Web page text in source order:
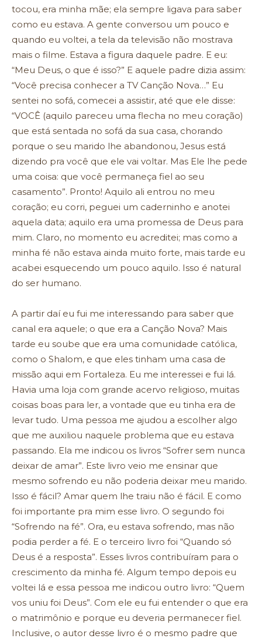
tocou, era minha mãe; ela sempre ligava para saber
como eu estava. A gente conversou um pouco e
quando eu voltei, a tela da televisão não mostrava
mais o filme. Estava a figura daquele padre. E eu:
“Meu Deus, o que é isso?” E aquele padre dizia assim:
“Você precisa conhecer a TV Canção Nova…” Eu
sentei no sofá, comecei a assistir, até que ele disse:
“VOCÊ (aquilo pareceu uma flecha no meu coração)
que está sentada no sofá da sua casa, chorando
porque o seu marido lhe abandonou, Jesus está
dizendo pra você que ele vai voltar. Mas Ele lhe pede
uma coisa: que você permaneça fiel ao seu
casamento”. Pronto! Aquilo ali entrou no meu
coração; eu corri, peguei um caderninho e anotei
aquela data; aquilo era uma promessa de Deus para
mim. Claro, no momento eu acreditei; mas como a
minha fé não estava ainda muito forte, mais tarde eu
acabei esquecendo um pouco aquilo. Isso é natural
do ser humano.
A partir daí eu fui me interessando para saber que
canal era aquele; o que era a Canção Nova? Mais
tarde eu soube que era uma comunidade católica,
como o Shalom, e que eles tinham uma casa de
missão aqui em Fortaleza. Eu me interessei e fui lá.
Havia uma loja com grande acervo religioso, muitas
coisas boas para ler, a vontade que eu tinha era de
levar tudo. Uma pessoa me ajudou a escolher algo
que me auxiliou naquele problema que eu estava
passando. Ela me indicou os livros “Sofrer sem nunca
deixar de amar”. Este livro veio me ensinar que
mesmo sofrendo eu não poderia deixar meu marido.
Isso é fácil? Amar quem lhe traiu não é fácil. E como
foi importante pra mim esse livro. O segundo foi
“Sofrendo na fé”. Ora, eu estava sofrendo, mas não
podia perder a fé. E o terceiro livro foi “Quando só
Deus é a resposta”. Esses livros contribuíram para o
crescimento da minha fé. Algum tempo depois eu
voltei lá e essa pessoa me indicou outro livro: “Quem
vos uniu foi Deus”. Com ele eu fui entender o que era
o matrimônio e porque eu deveria permanecer fiel.
Inclusive, o autor desse livro é o mesmo padre que